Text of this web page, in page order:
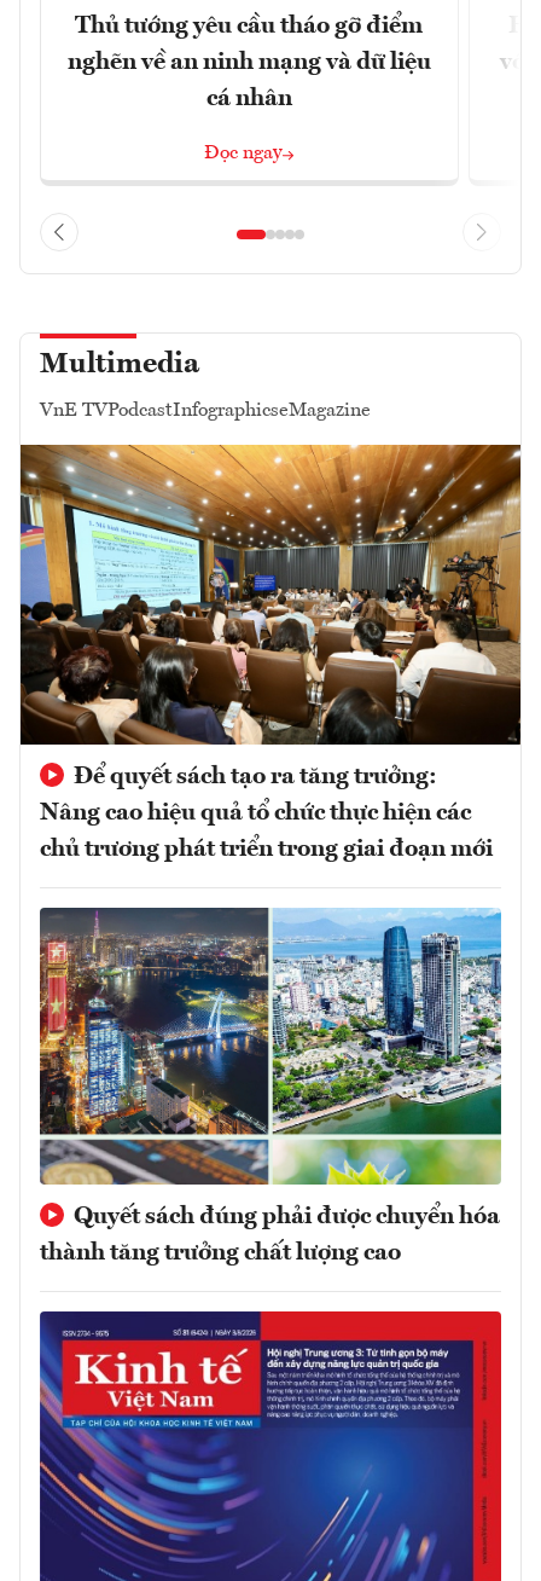
Thủ tướng yêu cầu tháo gỡ điểm
nghẽn về an ninh mạng và dữ liệu
cá nhân
Đọc ngay
với
Multimedia
VnE TVPodcastInfographicseMagazine
Để quyết sách tạo ra tăng trưởng:
Nâng cao hiệu quả tổ chức thực hiện các
chủ trương phát triển trong giai đoạn mới
Quyết sách đúng phải được chuyển hóa
thành tăng trưởng chất lượng cao